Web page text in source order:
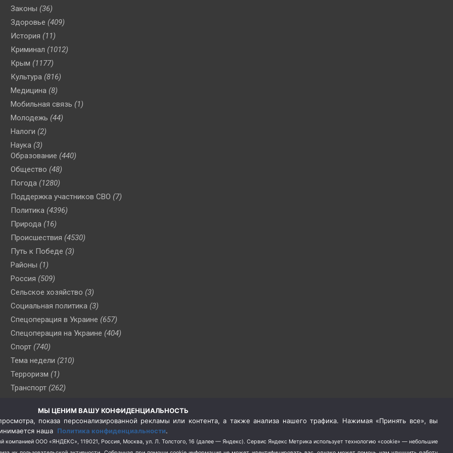
Законы (36)
Здоровье (409)
История (11)
Криминал (1012)
Крым (1177)
Культура (816)
Медицина (8)
Мобильная связь (1)
Молодежь (44)
Налоги (2)
Наука (3)
Образование (440)
Общество (48)
Погода (1280)
Поддержка участников СВО (7)
Политика (4396)
Природа (16)
Происшествия (4530)
Путь к Победе (3)
Районы (1)
Россия (509)
Сельское хозяйство (3)
Социальная политика (3)
Спецоперация в Украине (657)
Спецоперация на Украине (404)
Спорт (740)
Тема недели (210)
Терроризм (1)
Транспорт (262)
(76)
Цены (2)
Школа и спорт (2)
МЫ ЦЕНИМ ВАШУ КОНФИДЕНЦИАЛЬНОСТЬ
показа персонализированной рекламы или контента, а также анализа нашего трафика. Нажимая «Принять все», вы
наша Политика конфиденциальности.
компанией ООО «ЯНДЕКС», 119021, Россия, Москва, ул. Л. Толстого, 16 (далее — Яндекс). Сервис Яндекс Метрика использует технологию «cookie» — небольшие